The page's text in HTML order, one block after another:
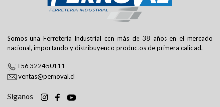
Somos una Ferretería Industrial con más de 38 años en el mercado
nacional, importando y distribuyendo productos de primera calidad.
+56 322450111
ventas@pernoval.cl
Síganos